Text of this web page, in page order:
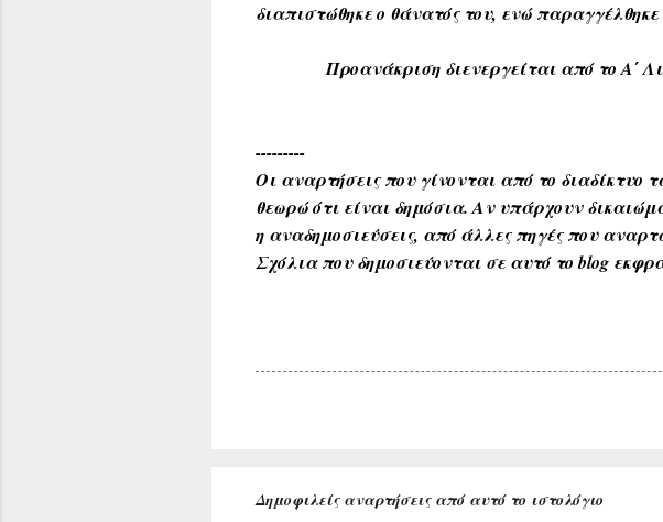
διαπιστώθηκε ο θάνατός του, ενώ παραγγέλθηκε
Προανάκριση διενεργείται από το Α΄
---------
Οι αναρτήσεις που γίνονται από το διαδίκτυο
θεωρώ ότι είναι δημόσια. Αν υπάρχουν
η αναδημοσιεύσεις, από άλλες πηγές που
Σχόλια που δημοσιεύονται σε αυτό το blog
Δημοφιλείς αναρτήσεις από αυτό το ιστολόγιο